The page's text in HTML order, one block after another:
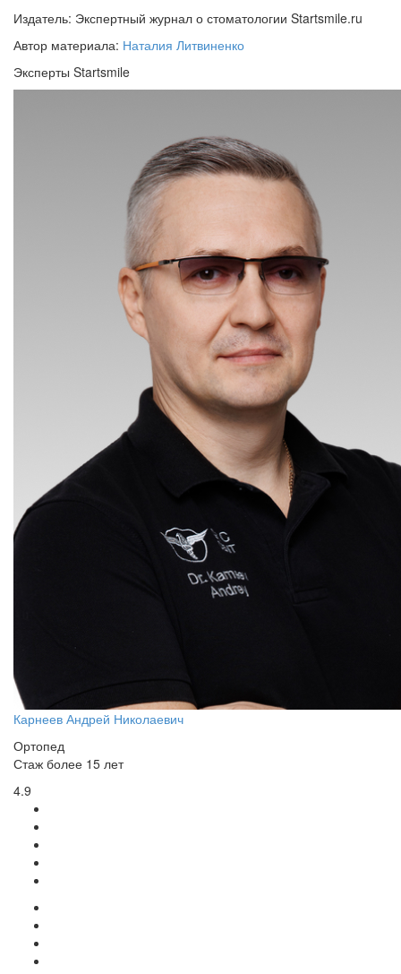
Издатель: Экспертный журнал о стоматологии Startsmile.ru
Автор материала: Наталия Литвиненко
Эксперты Startsmile
Карнеев Андрей Николаевич
Ортопед
Стаж более 15 лет
4.9